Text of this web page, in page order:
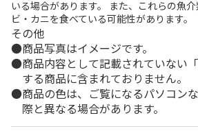
いる場合があります。 また、これらの魚
ビ・カニを食べている可能性があります。
その他
商品写真はイメージです。
商品内容として記載されていない
する商品に含まれておりません。
商品の色は、ご覧になるパソコン
際と異なる場合があります。